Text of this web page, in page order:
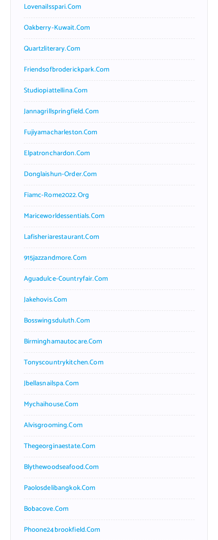
Lovenailsspari.com
Oakberry-Kuwait.com
Quartzliterary.com
Friendsofbroderickpark.com
Studiopiattellina.com
Jannagrillspringfield.com
Fujiyamacharleston.com
Elpatronchardon.com
Donglaishun-Order.com
Fiamc-Rome2022.org
Mariceworldessentials.com
Lafisheriarestaurant.com
915jazzandmore.com
Aguadulce-Countryfair.com
Jakehovis.com
Bosswingsduluth.com
Birminghamautocare.com
Tonyscountrykitchen.com
Jbellasnailspa.com
Mychaihouse.com
Alvisgrooming.com
Thegeorginaestate.com
Blythewoodseafood.com
Paolosdelibangkok.com
Bobacove.com
Phoone24brookfield.com